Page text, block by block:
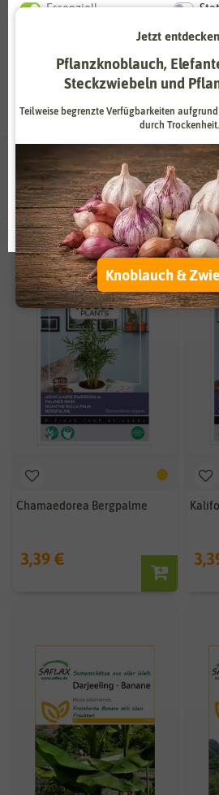
Kübelpflanzen, sind Palmen ein
11 Ergebnisse gefunden in
Chamaedorea Bergpalme
3,39 €
Essenziell
Zahlungsdienstleister
Externe Medien
Weitere Einstellungen
Alle
Alle ablehnen
Auswahl
Jetzt
Pflanzknoblauch,
Steckzwiebeln und
Teilweise begrenzte Verfügbarkeiten
durch Trockenheit.
Knoblauch &